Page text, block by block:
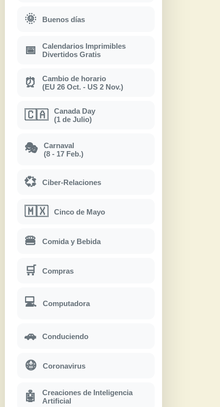
🌞 Buenos días
📅
Calendarios Imprimibles
Divertidos Gratis
⏰
Cambio de horario
(EU 26 Oct. - US 2 Nov.)
🇨🇦
Canada Day
(1 de Julio)
🎭
Carnaval
(8 - 17 Feb.)
💞 Ciber-Relaciones
🇲🇽 Cinco de Mayo
🍔 Comida y Bebida
🛒 Compras
💻 Computadora
🚗 Conduciendo
😷 Coronavirus
🤖
Creaciones de Inteligencia
Artificial